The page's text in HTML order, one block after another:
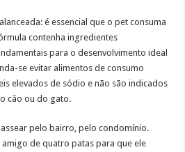
é essencial que o pet consuma
contenha ingredientes
para o desenvolvimento ideal
se evitar alimentos de consumo
elevados de sódio e não são indicados
cão ou do gato.
pelo bairro, pelo condomínio.
amigo de quatro patas para que ele